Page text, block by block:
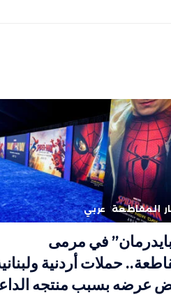
المقاطعة عربي
في مرمى
حملات أردنية
عرضه بسبب منتجه